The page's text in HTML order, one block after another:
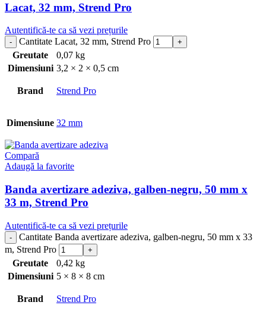
Lacat, 32 mm, Strend Pro
Autentifică-te ca să vezi prețurile
Cantitate Lacat, 32 mm, Strend Pro
Greutate
0,07 kg
Dimensiuni 3,2 × 2 × 0,5 cm
Brand Strend Pro
Dimensiune 32 mm
Compară
Adaugă la favorite
Banda avertizare adeziva, galben-negru, 50 mm x
33 m, Strend Pro
Autentifică-te ca să vezi prețurile
Cantitate Banda avertizare adeziva, galben-negru, 50 mm x 33
m, Strend Pro
Greutate
0,42 kg
Dimensiuni 5 × 8 × 8 cm
Brand Strend Pro